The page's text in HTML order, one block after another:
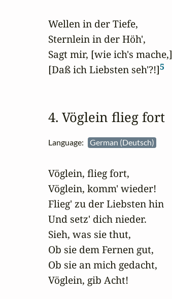
Wellen in der Tiefe,
Sternlein in der Höh',
Sagt mir, [wie ich's mache,]
[Daß ich Liebsten seh'?!]5
4. Vöglein flieg fort
Language: German (Deutsch)
Vöglein, flieg fort,
Vöglein, komm' wieder!
Flieg' zu der Liebsten hin
Und setz' dich nieder.
Sieh, was sie thut,
Ob sie dem Fernen gut,
Ob sie an mich gedacht,
Vöglein, gib Acht!